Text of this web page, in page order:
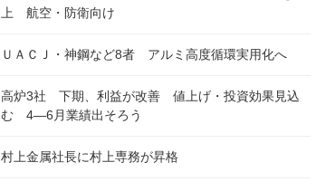
上 航空・防衛向け
ＵＡＣＪ・神鋼など8者 アルミ高度循環実用化へ
高炉3社 下期、利益が改善 値上げ・投資効果見込
む 4―6月業績出そろう
村上金属社長に村上専務が昇格